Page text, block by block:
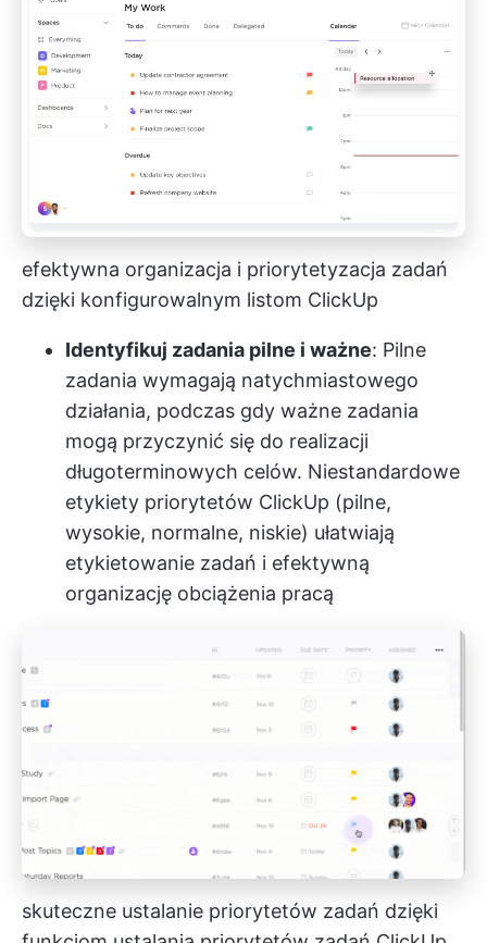
efektywna organizacja i priorytetyzacja zadań
dzięki konfigurowalnym listom ClickUp
Identyfikuj zadania pilne i ważne: Pilne
zadania wymagają natychmiastowego
działania, podczas gdy ważne zadania
mogą przyczynić się do realizacji
długoterminowych celów. Niestandardowe
etykiety priorytetów ClickUp (pilne,
wysokie, normalne, niskie) ułatwiają
etykietowanie zadań i efektywną
organizację obciążenia pracą
skuteczne ustalanie priorytetów zadań dzięki